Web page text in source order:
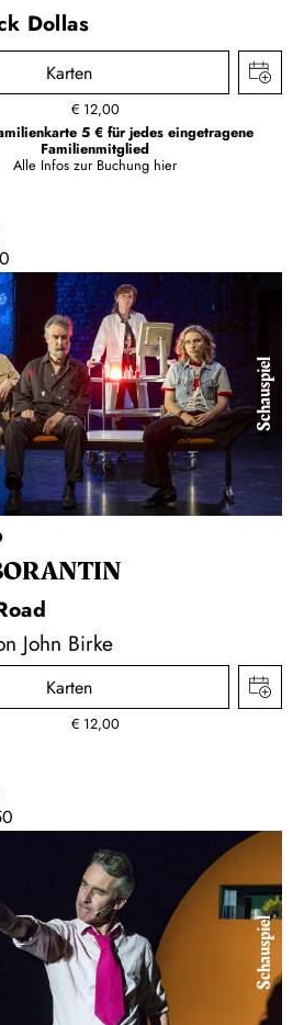
Dollas
Karten
€ 12,00
5 € für jedes eingetragene
Familienmitglied
Alle Infos zur Buchung hier
Schauspiel
John Birke
Karten
€ 12,00
Schauspiel